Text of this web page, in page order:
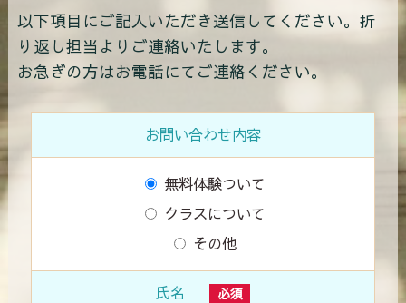
以下項目にご記入いただき送信してください。折
り返し担当よりご連絡いたします。
お急ぎの方はお電話にてご連絡ください。
お問い合わせ内容
無料体験ついて
クラスについて
その他
氏名 必須